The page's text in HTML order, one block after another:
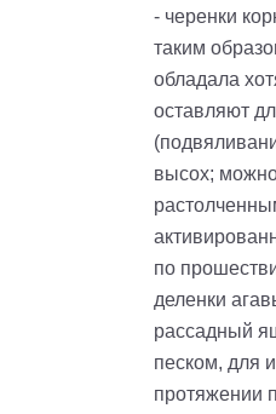
- черенки
таким
обладала
оставляют
высох;
по
деленки
рассадный
песком, для
протяжении